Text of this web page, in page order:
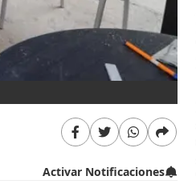
Activar Notificaciones